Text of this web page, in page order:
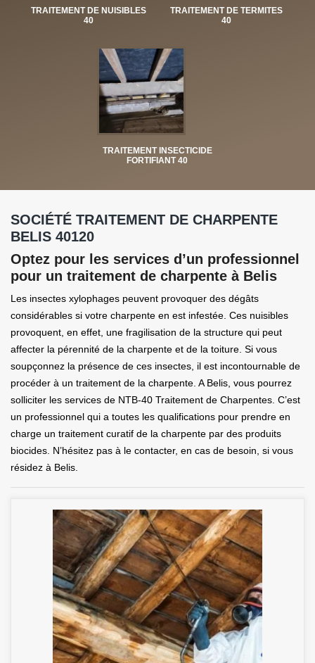
TRAITEMENT DE NUISIBLES
40
TRAITEMENT DE TERMITES
40
TRAITEMENT INSECTICIDE
FORTIFIANT 40
SOCIÉTÉ TRAITEMENT DE CHARPENTE
BELIS 40120
Optez pour les services d’un professionnel
pour un traitement de charpente à Belis
Les insectes xylophages peuvent provoquer des dégâts
considérables si votre charpente en est infestée. Ces nuisibles
provoquent, en effet, une fragilisation de la structure qui peut
affecter la pérennité de la charpente et de la toiture. Si vous
soupçonnez la présence de ces insectes, il est incontournable de
procéder à un traitement de la charpente. A Belis, vous pourrez
solliciter les services de NTB-40 Traitement de Charpentes. C’est
un professionnel qui a toutes les qualifications pour prendre en
charge un traitement curatif de la charpente par des produits
biocides. N’hésitez pas à le contacter, en cas de besoin, si vous
résidez à Belis.